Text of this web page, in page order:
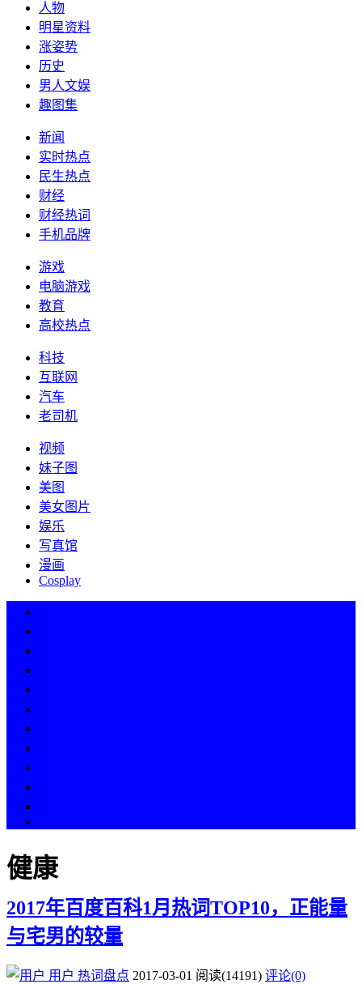
人物
明星资料
涨姿势
历史
男人文娱
趣图集
新闻
实时热点
民生热点
财经
财经热词
手机品牌
游戏
电脑游戏
教育
高校热点
科技
互联网
汽车
老司机
视频
妹子图
美图
美女图片
娱乐
写真馆
漫画
Cosplay
健康
2017年百度百科1月热词TOP10，正能量
与宅男的较量
用户 热词盘点 2017-03-01 阅读(14191) 评论(0)